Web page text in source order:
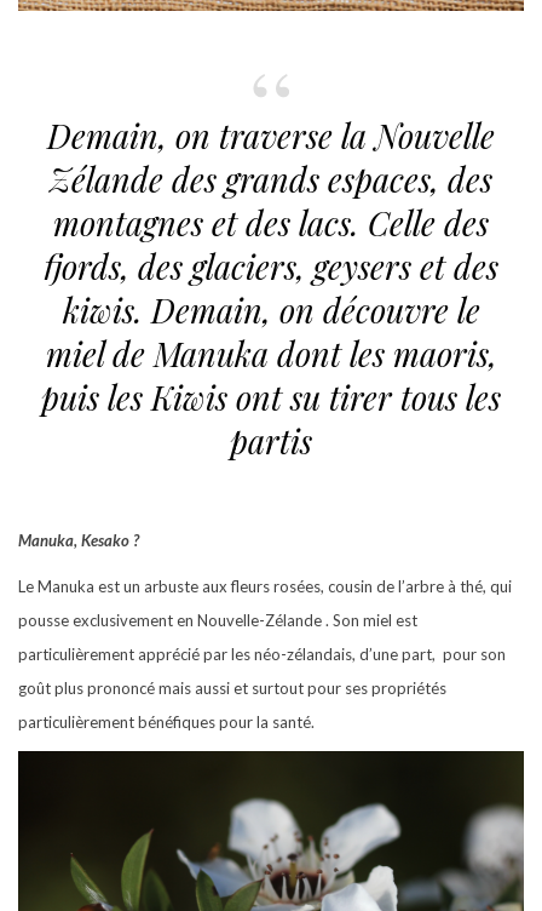
Demain, on traverse la Nouvelle
Zélande des grands espaces, des
montagnes et des lacs. Celle des
fjords, des glaciers, geysers et des
kiwis. Demain, on découvre le
miel de Manuka dont les maoris,
puis les Kiwis ont su tirer tous les
partis
Manuka, Kesako ?
Le Manuka est un arbuste aux fleurs rosées, cousin de l’arbre à thé, qui
pousse exclusivement en Nouvelle-Zélande . Son miel est
particulièrement apprécié par les néo-zélandais, d’une part, pour son
goût plus prononcé mais aussi et surtout pour ses propriétés
particulièrement bénéfiques pour la santé.